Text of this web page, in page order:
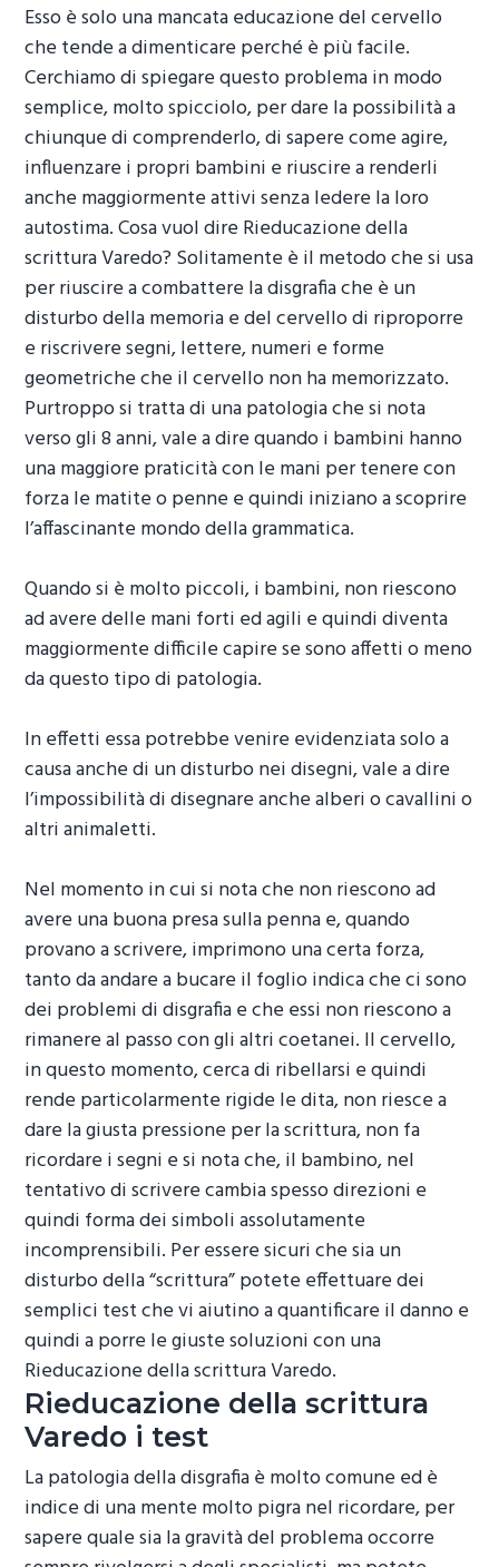
Esso è solo una mancata educazione del cervello
che tende a dimenticare perché è più facile.
Cerchiamo di spiegare questo problema in modo
semplice, molto spicciolo, per dare la possibilità a
chiunque di comprenderlo, di sapere come agire,
influenzare i propri bambini e riuscire a renderli
anche maggiormente attivi senza ledere la loro
autostima. Cosa vuol direRieducazione della
scrittura Varedo? Solitamente è il metodo che si usa
per riuscire a combattere la disgrafia che è un
disturbo della memoria e del cervello di riproporre
e riscrivere segni, lettere, numeri e forme
geometriche che il cervello non ha memorizzato.
Purtroppo si tratta di una patologia che si nota
verso gli 8 anni, vale a dire quando i bambini hanno
una maggiore praticità con le mani per tenere con
forza le matite o penne e quindi iniziano a scoprire
l’affascinante mondo della grammatica.
Quando si è molto piccoli, i bambini, non riescono
ad avere delle mani forti ed agili e quindi diventa
maggiormente difficile capire se sono affetti o meno
da questo tipo di patologia.
In effetti essa potrebbe venire evidenziata solo a
causa anche di un disturbo nei disegni, vale a dire
l’impossibilità di disegnare anche alberi o cavallini o
altri animaletti.
Nel momento in cui si nota che non riescono ad
avere una buona presa sulla penna e, quando
provano a scrivere, imprimono una certa forza,
tanto da andare a bucare il foglio indica che ci sono
dei problemi di disgrafia e che essi non riescono a
rimanere al passo con gli altri coetanei. Il cervello,
in questo momento, cerca di ribellarsi e quindi
rende particolarmente rigide le dita, non riesce a
dare la giusta pressione per la scrittura, non fa
ricordare i segni e si nota che, il bambino, nel
tentativo di scrivere cambia spesso direzioni e
quindi forma dei simboli assolutamente
incomprensibili. Per essere sicuri che sia un
disturbo della “scrittura” potete effettuare dei
semplici test che vi aiutino a quantificare il danno e
quindi a porre le giuste soluzioni con una
Rieducazione della scrittura Varedo.
Rieducazione della scrittura
Varedo i test
La patologia della disgrafia è molto comune ed è
indice di una mente molto pigra nel ricordare, per
sapere quale sia la gravità del problema occorre